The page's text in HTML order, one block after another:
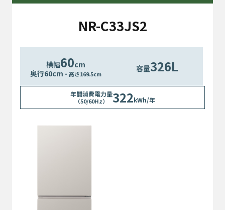
NR-C33JS2
横幅60cm
奥行60cm ・高さ169.5cm
容量326L
年間消費電力量
（50/60Hz） 322kWh/年